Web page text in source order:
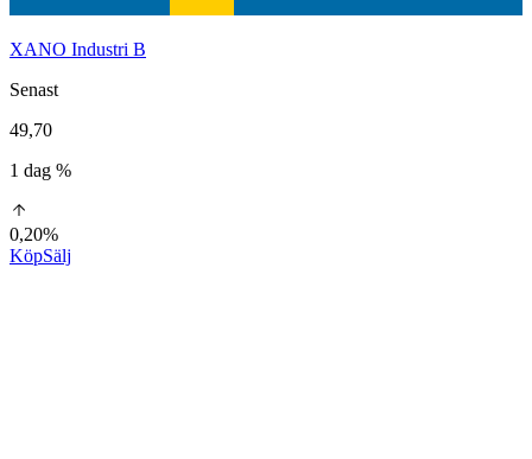
XANO Industri B
Senast
49,70
1 dag %
0,20%
KöpSälj